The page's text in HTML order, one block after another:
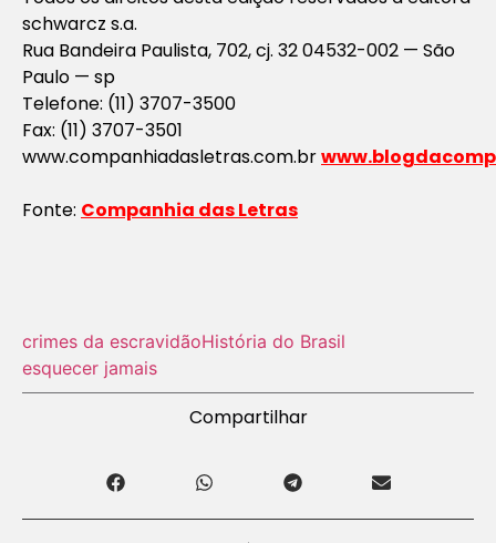
schwarcz s.a.
Rua Bandeira Paulista, 702, cj. 32 04532-002 — São
Paulo — sp
Telefone: (11) 3707-3500
Fax: (11) 3707-3501
www.companhiadasletras.com.br
Fonte: Companhia das Letras
crimes da escravidãoHistória do Brasil
esquecer jamais
Compartilhar